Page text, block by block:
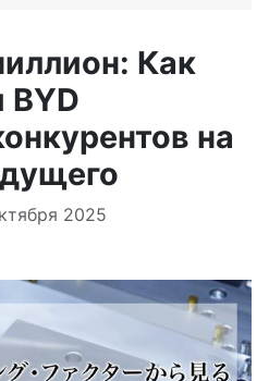
Как
BYD
на
2025